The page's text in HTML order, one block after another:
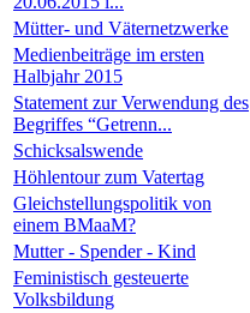
Mütter- und Väternetzwerke
Medienbeiträge im ersten
Halbjahr 2015
Statement zur Verwendung des
Begriffes “Getrenn...
Schicksalswende
Höhlentour zum Vatertag
Gleichstellungspolitik von
einem BMaaM?
Mutter - Spender - Kind
Feministisch gesteuerte
Volksbildung